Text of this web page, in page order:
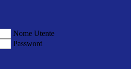
Nome Utente
Password